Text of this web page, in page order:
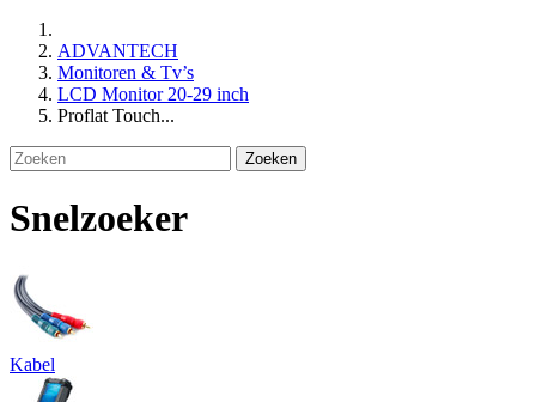
ADVANTECH
Monitoren & Tv’s
LCD Monitor 20-29 inch
Proflat Touch...
Zoeken
Snelzoeker
Kabel